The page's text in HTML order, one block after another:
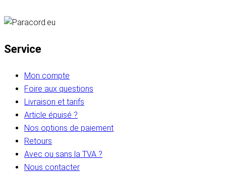
Service
Mon compte
Foire aux questions
Livraison et tarifs
Article épuisé ?
Nos options de paiement
Retours
Avec ou sans la TVA ?
Nous contacter